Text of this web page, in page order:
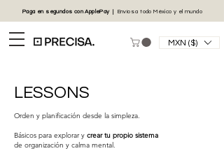
Paga en segundos conApplePay| Envíosa todo México y el mundo
MXN ($)
LESSONS
Orden y planificación desde la simpleza.
Básicos para explorar y crear tu propio sistema
de organización y calma mental.